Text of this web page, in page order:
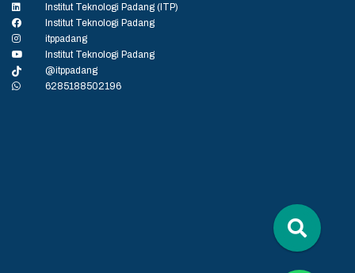
Institut Teknologi Padang (ITP)
Institut Teknologi Padang
itppadang
Institut Teknologi Padang
@itppadang
6285188502196